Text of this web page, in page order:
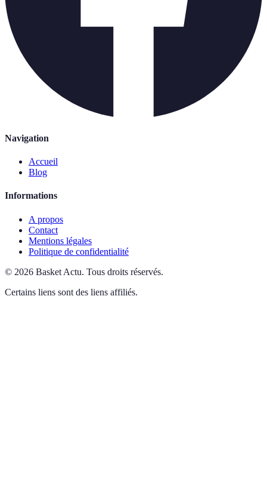
Navigation
Accueil
Blog
Informations
A propos
Contact
Mentions légales
Politique de confidentialité
© 2026 Basket Actu. Tous droits réservés.
Certains liens sont des liens affiliés.